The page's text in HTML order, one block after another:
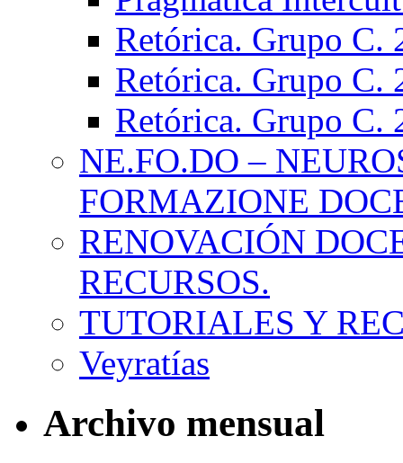
Retórica. Grupo C.
Retórica. Grupo C.
Retórica. Grupo C.
NE.FO.DO –
FORMAZIONE
RENOVACIÓN
RECURSOS.
TUTORIALES Y
Veyratías
Archivo mensual